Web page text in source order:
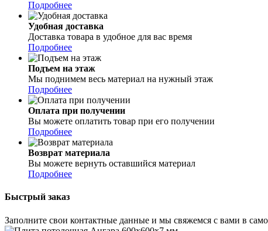
Подробнее
Удобная доставка
Доставка товара в удобное для вас время
Подробнее
Подъем на этаж
Мы поднимем весь материал на нужный этаж
Подробнее
Оплата при получении
Вы можете оплатить товар при его получении
Подробнее
Возврат материала
Вы можете вернуть оставшийся материал
Подробнее
Быстрый заказ
Заполните свои контактные данные и мы свяжемся с вами в